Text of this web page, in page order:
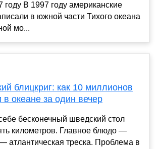
году В 1997 году американские
в южной части Тихого океана
мо...
блицкриг: как 10 миллионов
в океане за один вечер
бесконечный шведский стол
километров. Главное блюдо —
атлантическая треска. Проблема в